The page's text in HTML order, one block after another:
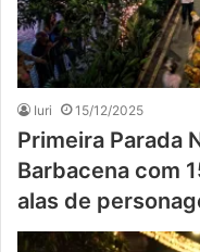
Iuri 15/12/2025
Primeira Parada
Barbacena com
alas de